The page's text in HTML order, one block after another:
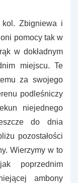
Zbigniewa i
pomocy tak w
w dokładnym
miejscu. Te
za swojego
podleśniczy
niejednego
do dnia
pozostałości
Wierzymy w to
poprzednim
ambony